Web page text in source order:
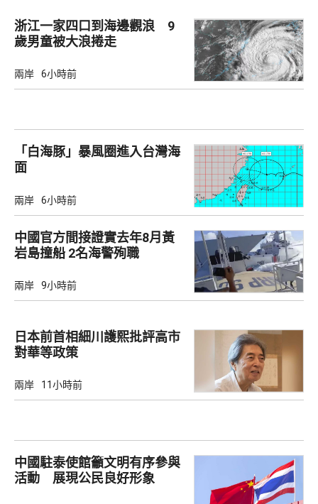
浙江一家四口到海邊觀浪 9
歲男童被大浪捲走
兩岸 6小時前
「白海豚」暴風圈進入台灣海
面
兩岸 6小時前
中國官方間接證實去年8月黃
岩島撞船 2名海警殉職
兩岸 9小時前
日本前首相細川護熙批評高市
對華等政策
兩岸 11小時前
中國駐泰使館籲文明有序參與
活動 展現公民良好形象